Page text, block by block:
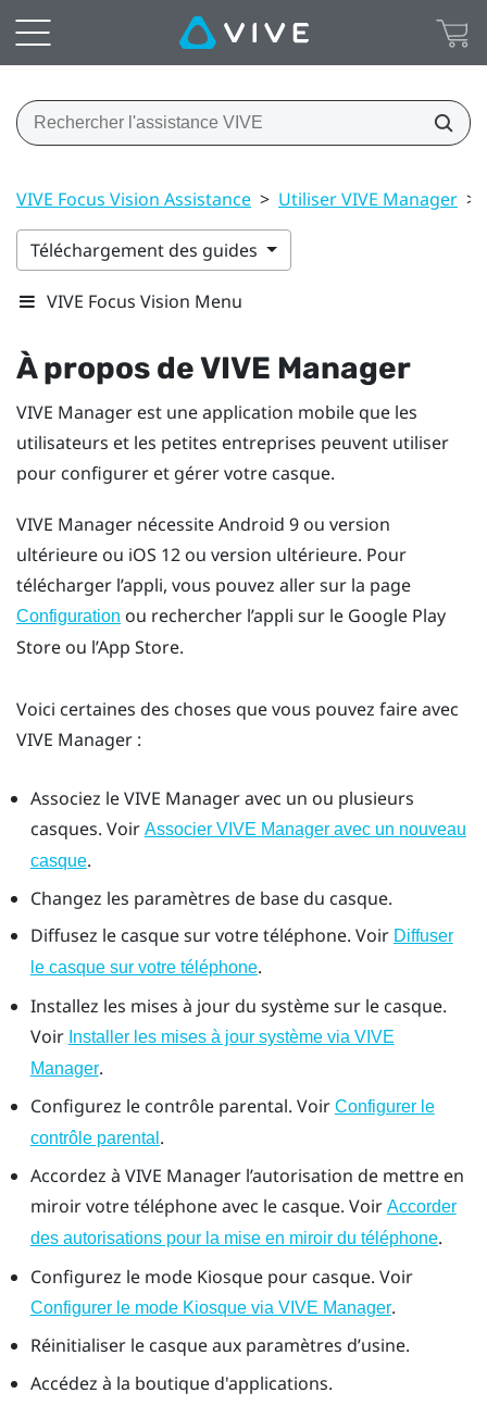
VIVE Focus Vision Assistance > Utiliser VIVE Manager >
Téléchargement des guides
VIVE Focus Vision Menu
À propos deVIVE Manager
VIVE Manager est une application mobile que les
utilisateurs et les petites entreprises peuvent utiliser
pour configurer et gérer votre casque.
VIVE Manager nécessiteAndroid 9 ou version
ultérieure ou iOS 12 ou version ultérieure. Pour
télécharger l’appli, vous pouvez aller sur la page
Configuration ou rechercher l’appli sur le Google Play
Store ou l’App Store.
Voici certaines des choses que vous pouvez faire avec
VIVE Manager :
Associez leVIVE Manageravec un ou plusieurs
casques. Voir Associer VIVE Manager avec un nouveau
casque.
Changez les paramètres de base du casque.
Diffusez le casque sur votre téléphone. Voir Diffuser
le casque sur votre téléphone.
Installez les mises à jour du système sur le casque.
Voir Installer les mises à jour système via VIVE
Manager.
Configurez le contrôle parental. Voir Configurer le
contrôle parental .
Accordez à VIVE Managerl’autorisation de mettre en
miroir votre téléphone avec le casque. Voir Accorder
des autorisations pour la mise en miroir du téléphone.
Configurez le mode Kiosque pour casque. Voir
Configurer le mode Kiosque via VIVE Manager.
Réinitialiser le casque aux paramètres d’usine.
Accédez à la boutique d'applications.